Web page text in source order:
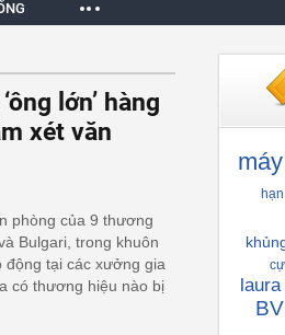
lớn’ hàng
xét văn
phòng của 9 thương
Bulgari, trong khuôn
động tại các xưởng gia
có thương hiệu nào bị